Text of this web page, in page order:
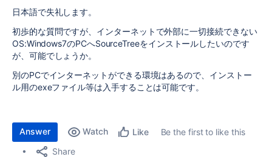
日本語で失礼します。
初歩的な質問ですが、インターネットで外部に一切接続できない
OS:Windows7のPCへSourceTreeをインストールしたいのです
が、可能でしょうか。
別のPCでインターネットができる環境はあるので、インストー
ル用のexeファイル等は入手することは可能です。
Answer Watch Like
Be the first to like this
Share